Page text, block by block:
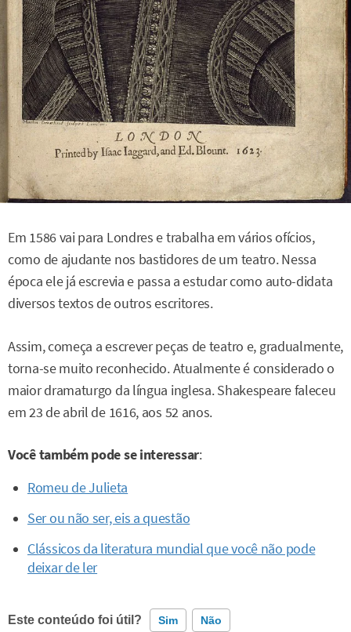
Em 1586 vai para Londres e trabalha em vários ofícios,
como de ajudante nos bastidores de um teatro. Nessa
época ele já escrevia e passa a estudar como auto-didata
diversos textos de outros escritores.
Assim, começa a escrever peças de teatro e, gradualmente,
torna-se muito reconhecido. Atualmente é considerado o
maior dramaturgo da língua inglesa. Shakespeare faleceu
em 23 de abril de 1616, aos 52 anos.
Você também pode se interessar:
Romeu de Julieta
Ser ou não ser, eis a questão
Clássicos da literatura mundial que você não pode
deixar de ler
Este conteúdo foi útil? Sim Não